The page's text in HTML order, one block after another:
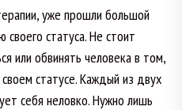
уже прошли большой
своего статуса. Не стоит
или обвинять человека в том,
статусе. Каждый из двух
себя неловко. Нужно лишь